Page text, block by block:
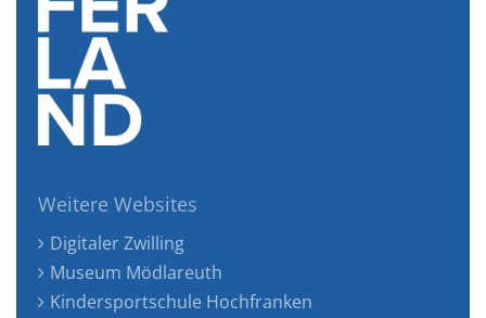
Weitere Websites
Digitaler Zwilling
Museum Mödlareuth
Kindersportschule Hochfranken